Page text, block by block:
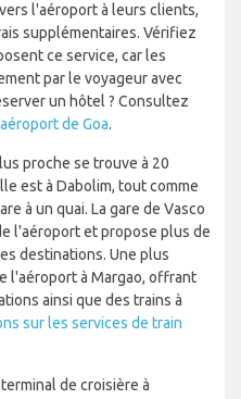
l'aéroport à leurs clients,
supplémentaires. Vérifiez
ce service, car les
par le voyageur avec
un hôtel ? Consultez
de Goa.
proche se trouve à 20
est à Dabolim, tout comme
à un quai. La gare de Vasco
l'aéroport et propose plus de
destinations. Une plus
l'aéroport à Margao, offrant
ainsi que des trains à
sur les services de train
terminal de croisière à